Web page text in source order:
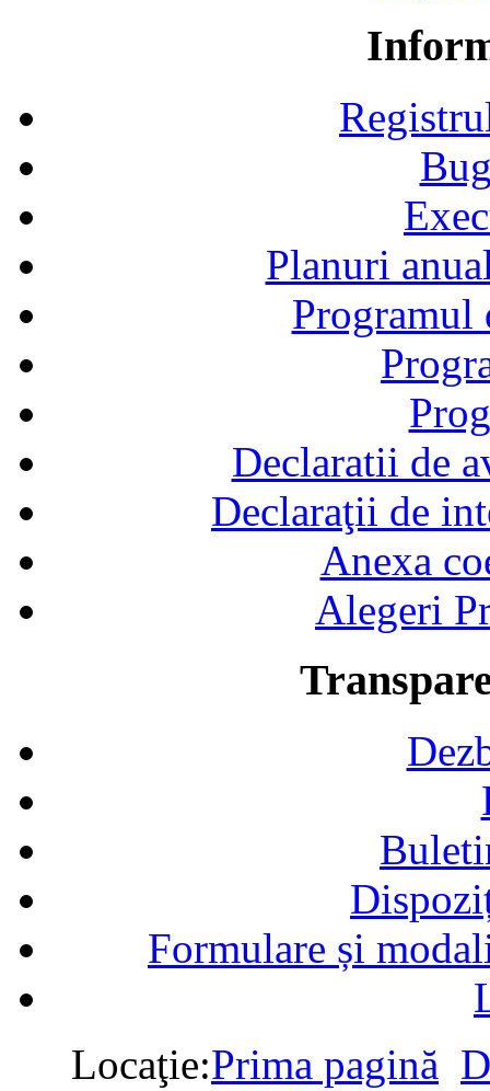
Planuri
Declaratii de
Declaraţii de
Anexa
Alegeri
Formulare și
Locaţie:Prima pagină